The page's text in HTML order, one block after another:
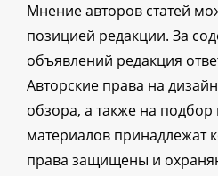
Мнение авторов статей
позицией редакции. За
объявлений редакция
Авторские права на
обзора, а также на
материалов принадлежат
права защищены и